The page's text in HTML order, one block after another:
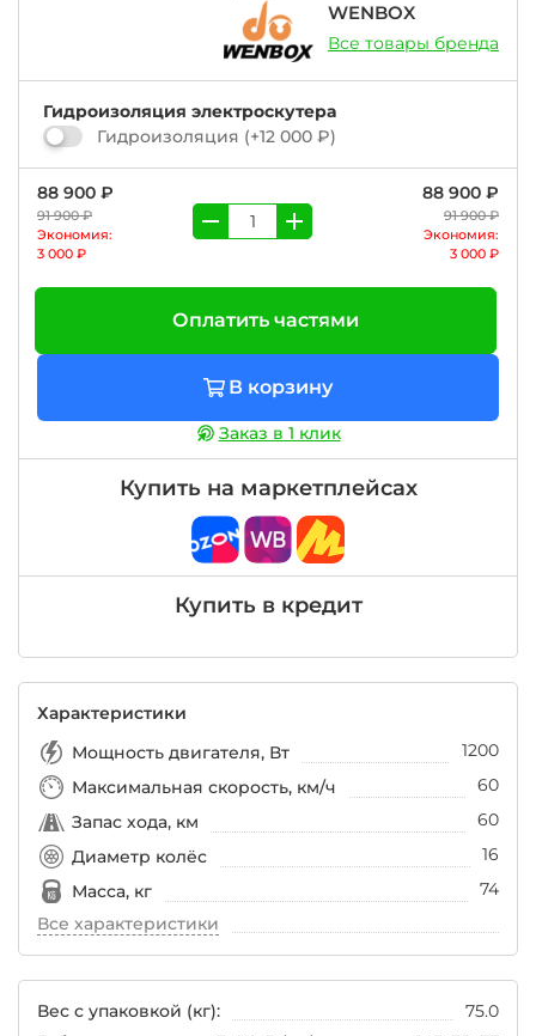
WENBOX
Все товары бренда
Гидроизоляция электроскутера
Гидроизоляция (+12 000 ₽)
88 900 ₽
91 900 ₽
Экономия:
3 000 ₽
88 900 ₽
91 900 ₽
Экономия:
3 000 ₽
Оплатить частями
В корзину
Заказ в 1 клик
Купить на маркетплейсах
Купить в кредит
Характеристики
Мощность двигателя, Вт
1200
Максимальная скорость, км/ч
60
Запас хода, км
60
Диаметр колёс
16
Масса, кг
74
Все характеристики
Вес с упаковкой (кг):
75.0